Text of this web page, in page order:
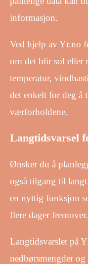
informasjon.
Ved hjelp av Yr.no
om det blir sol eller
temperatur,
det enkelt for deg å
værforholdene.
Langtidsvarsel
Ønsker du å
også tilgang til
en nyttig funksjon
flere dager fremover.
Langtidsvarslet på
nedbørsmengder